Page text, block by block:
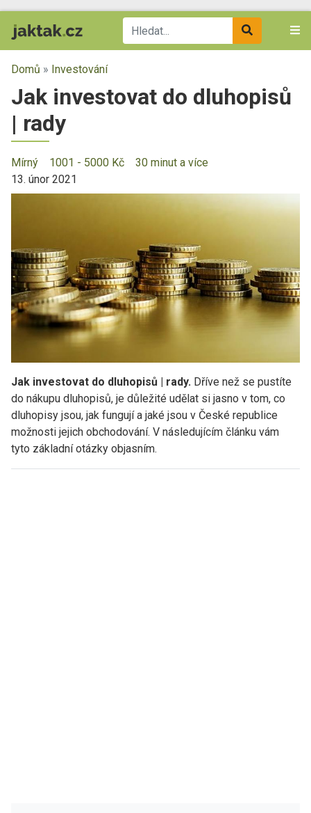
Domů » Investování
Jak investovat do dluhopisů
| rady
Mírný 1001 - 5000 Kč
30 minut a více
13. únor 2021
Jak investovat do dluhopisů | rady. Dříve než se pustíte
do nákupu dluhopisů, je důležité udělat si jasno v tom, co
dluhopisy jsou, jak fungují a jaké jsou v České republice
možnosti jejich obchodování. V následujícím článku vám
tyto základní otázky objasním.